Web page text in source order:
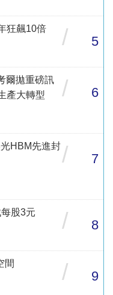
狂飆10倍
/ 5
爾拋重磅訊
產大轉型
/ 6
HBM先進封/ 7
股3元
/ 8
間
/ 9